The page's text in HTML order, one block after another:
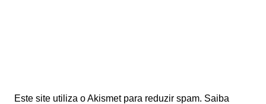
Este site utiliza o Akismet para reduzir spam. Saiba